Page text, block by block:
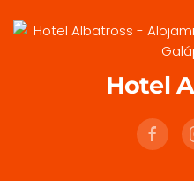
Hotel